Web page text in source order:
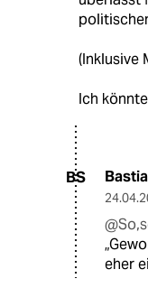
(Inklusive
Ich
BS
eher